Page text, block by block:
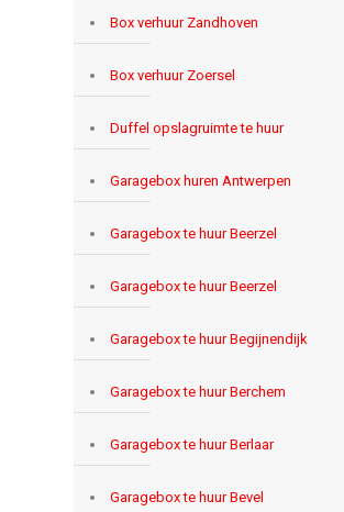
Box verhuur Zandhoven
Box verhuur Zoersel
Duffel opslagruimte te huur
Garagebox huren Antwerpen
Garagebox te huur Beerzel
Garagebox te huur Beerzel
Garagebox te huur Begijnendijk
Garagebox te huur Berchem
Garagebox te huur Berlaar
Garagebox te huur Bevel